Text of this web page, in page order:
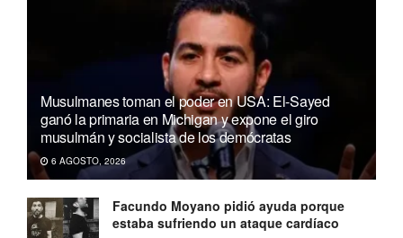
Musulmanes toman el poder en USA: El-Sayed
ganó la primaria en Michigan y expone el giro
musulmán y socialista de los demócratas
6 AGOSTO, 2026
Facundo Moyano pidió ayuda porque
estaba sufriendo un ataque cardíaco